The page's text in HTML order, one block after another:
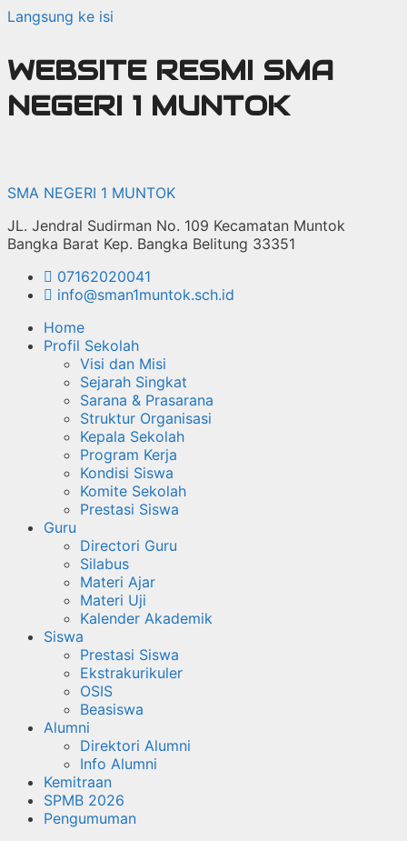
Langsung ke isi
WEBSITE RESMI SMA
NEGERI 1 MUNTOK
SMA NEGERI 1 MUNTOK
JL. Jendral Sudirman No. 109 Kecamatan Muntok
Bangka Barat Kep. Bangka Belitung 33351
07162020041
info@sman1muntok.sch.id
Home
Profil Sekolah
Visi dan Misi
Sejarah Singkat
Sarana & Prasarana
Struktur Organisasi
Kepala Sekolah
Program Kerja
Kondisi Siswa
Komite Sekolah
Prestasi Siswa
Guru
Directori Guru
Silabus
Materi Ajar
Materi Uji
Kalender Akademik
Siswa
Prestasi Siswa
Ekstrakurikuler
OSIS
Beasiswa
Alumni
Direktori Alumni
Info Alumni
Kemitraan
SPMB 2026
Pengumuman